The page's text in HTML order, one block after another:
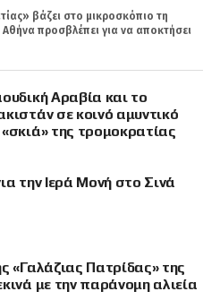
βάζει στο μικροσκόπιο τη
προσβλέπει για να αποκτήσει
Αραβία και το
σε κοινό αμυντικό
της τρομοκρατίας
την Ιερά Μονή στο Σινά
«Γαλάζιας Πατρίδας» της
με την παράνομη αλιεία